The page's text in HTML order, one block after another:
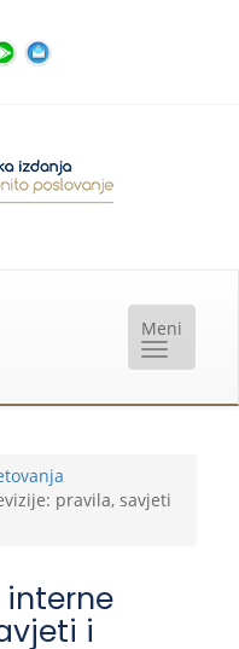
pravila, savjeti
interne
i